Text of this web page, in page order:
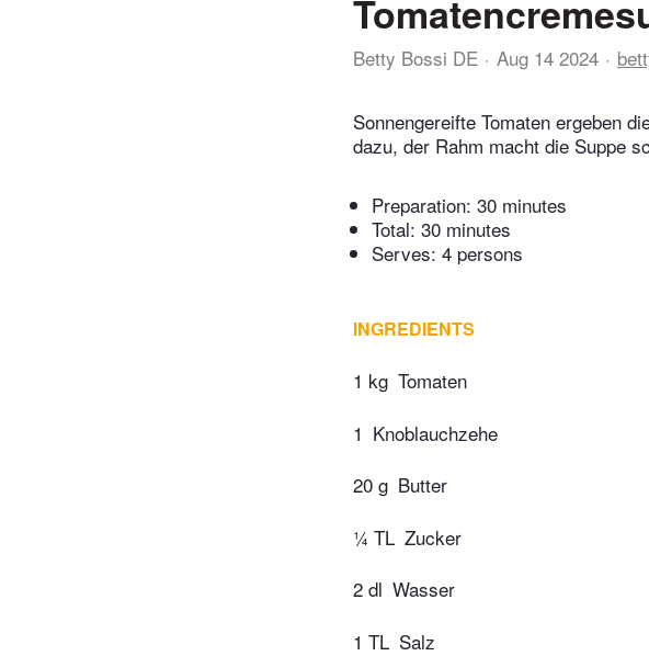
Betty Bossi DE Aug 14 2024
Sonnengereifte Tomaten ergeben
dazu, der Rahm macht die Suppe
Preparation: 30 minutes
Total: 30 minutes
Serves: 4 persons
INGREDIENTS
1 kg Tomaten
1 Knoblauchzehe
20 g Butter
¼ TL Zucker
2 dl Wasser
1 TL Salz